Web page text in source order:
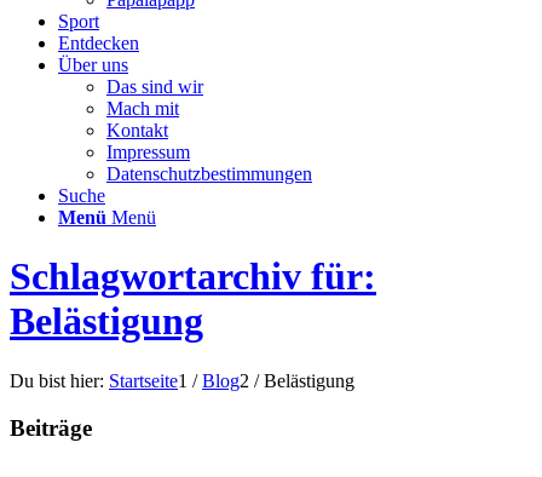
Sport
Entdecken
Über uns
Das sind wir
Mach mit
Kontakt
Impressum
Datenschutzbestimmungen
Suche
Menü Menü
Schlagwortarchiv für:
Belästigung
Du bist hier: Startseite1 / Blog2 / Belästigung
Beiträge